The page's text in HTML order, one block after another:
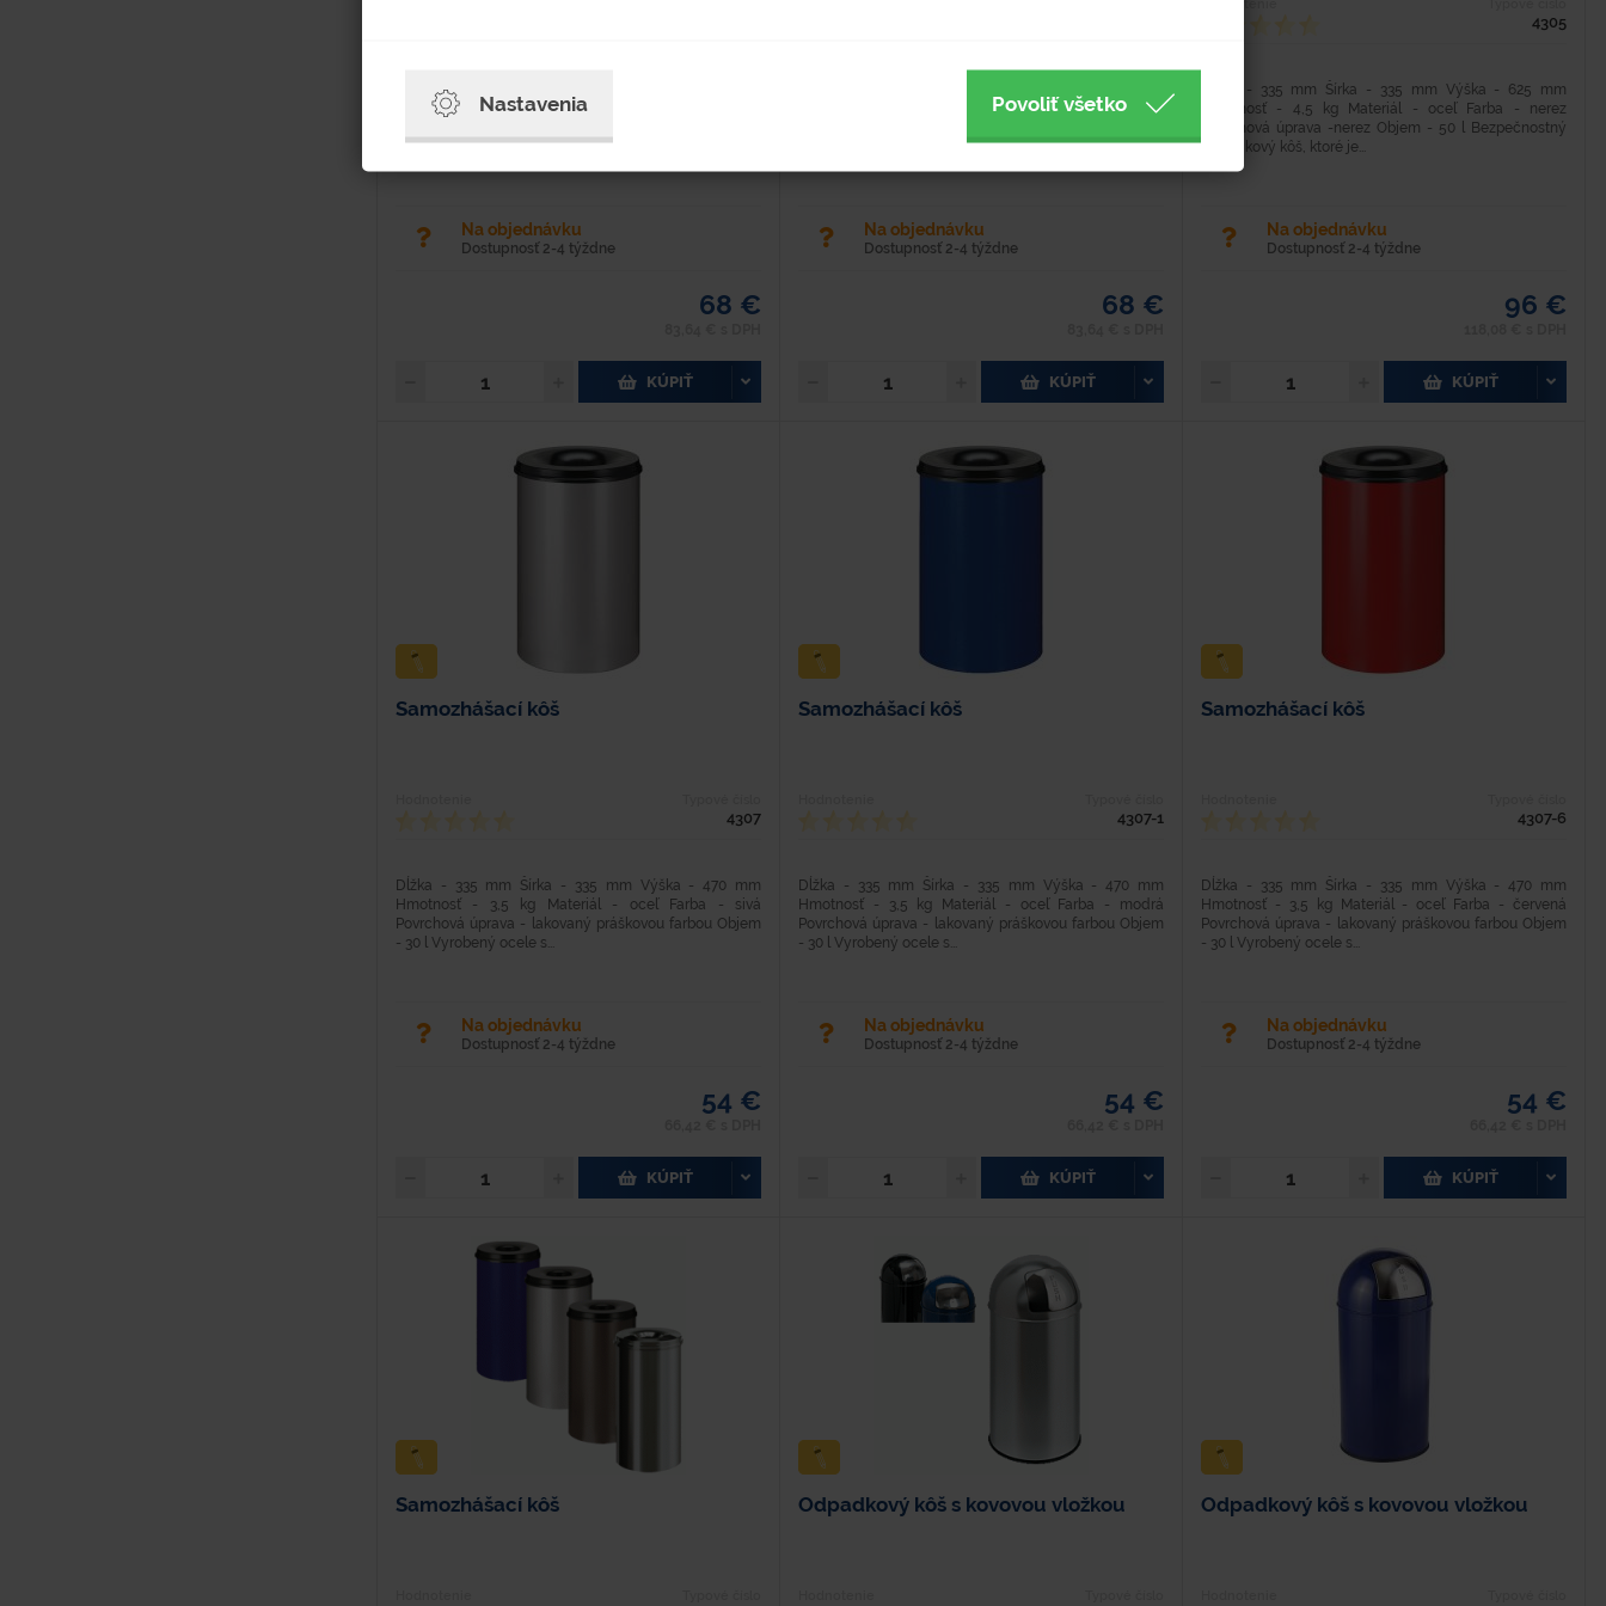
Dĺžka - 335 mm Šírka - 335 mm Výška - 625 mm
Hmotnosť - 4,5 kg Materiál - oceľ Farba - modrá
- 50 l Vyrobený ocele s...
Na objednávku
Dostupnosť 2-4 týždne
68 €
KÚPIŤ
Hmotnosť - 4,5 kg Materiál - oceľ Farba - červená
Na objednávku
Dostupnosť 2-4 týždne
68 €
KÚPIŤ
4305
Dĺžka - 335 mm Šírka - 335 mm Výška - 625 mm
Hmotnosť - 4,5 kg Materiál - oceľ Farba - nerez
Povrchová úprava -nerez Objem - 50 l Bezpečnostný
odpadkový kôš, ktoré je...
Na objednávku
Dostupnosť 2-4 týždne
96 €
KÚPIŤ
Samozhášací kôš
4307
Dĺžka - 335 mm Šírka - 335 mm Výška - 470 mm
Hmotnosť - 3,5 kg Materiál - oceľ Farba - sivá
Povrchová úprava - lakovaný práškovou farbou Objem
- 30 l Vyrobený ocele s...
Na objednávku
Dostupnosť 2-4 týždne
54 €
KÚPIŤ
Samozhášací kôš
4307-1
Dĺžka - 335 mm Šírka - 335 mm Výška - 470 mm
Hmotnosť - 3,5 kg Materiál - oceľ Farba - modrá
Povrchová úprava - lakovaný práškovou farbou Objem
- 30 l Vyrobený ocele s...
Na objednávku
Dostupnosť 2-4 týždne
54 €
KÚPIŤ
Samozhášací kôš
4307-6
Dĺžka - 335 mm Šírka - 335 mm Výška - 470 mm
Hmotnosť - 3,5 kg Materiál - oceľ Farba - červená
Povrchová úprava - lakovaný práškovou farbou Objem
- 30 l Vyrobený ocele s...
Na objednávku
Dostupnosť 2-4 týždne
54 €
KÚPIŤ
Samozhášací kôš Odpadkový kôš s kovovou vložkou Odpadkový kôš s kovovou vložkou
Nastavenia Povoliť všetko